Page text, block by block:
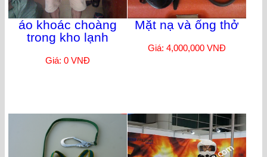
áo khoác choàng
trong kho lạnh
Giá: 0 VNĐ
Mặt nạ và ống thở
Giá: 4,000,000 VNĐ